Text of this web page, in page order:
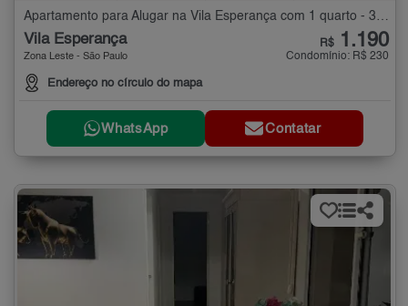
Apartamento para Alugar na Vila Esperança com 1 quarto - 33 m²
Vila Esperança
Zona Leste - São Paulo
Endereço no círculo do mapa
R$ 1.190
Condomínio: R$ 230
WhatsApp Contatar